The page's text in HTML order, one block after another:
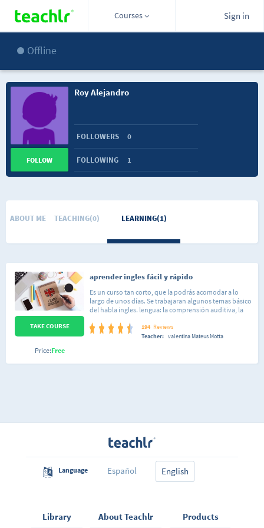
Courses Sign in
Offline
Roy Alejandro
FOLLOWERS 0
FOLLOWING 1
FOLLOW
ABOUT ME TEACHING(0) LEARNING(1)
aprender ingles fácil y rápido
Es un curso tan corto, que la podrás acomodar a lo
largo de unos días. Se trabajaran algunos temas básico
del habla ingles. lengua: la comprensión auditiva, la
participación activa del alumno. curso de trabajo: no?
presenciales. el alumno llega a ser capaz de
194 Reviews
Teacher: valentina Mateus Motta
TAKE COURSE
Price:Free
Language Español English
Library About Teachlr Products